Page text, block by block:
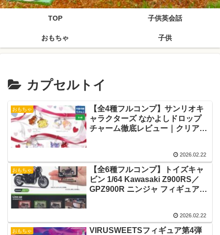
TOP 子供英会話
おもちゃ 子供
カプセルトイ
おもちゃ
【全4種フルコンプ】サンリオキ
ャラクターズ なかよしドロップ
チャーム徹底レビュー｜クリア素
2026.02.22
おもちゃ
【全6種フルコンプ】トイズキャ
ビン 1/64 Kawasaki Z900RS／
GPZ900R ニンジャ フィギュアキ
2026.02.22
おもちゃ
VIRUSWEETSフィギュア第4弾